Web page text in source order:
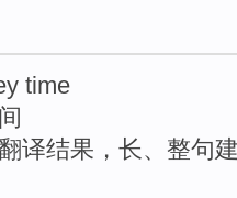
time
译结果，长、整句